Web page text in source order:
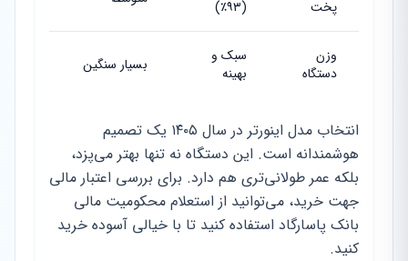
پخت (۹۳٪)
وزن
دستگاه
سبک و
بهینه
بسیار سنگین
انتخاب مدل اینورتر در سال ۱۴۰۵ یک تصمیم
هوشمندانه است. این دستگاه نه تنها بهتر می‌پزد،
بلکه عمر طولانی‌تری هم دارد. برای بررسی اعتبار مالی
جهت خرید، می‌توانید از استعلام محکومیت مالی
بانک پاسارگاد استفاده کنید تا با خیالی آسوده خرید
کنید.